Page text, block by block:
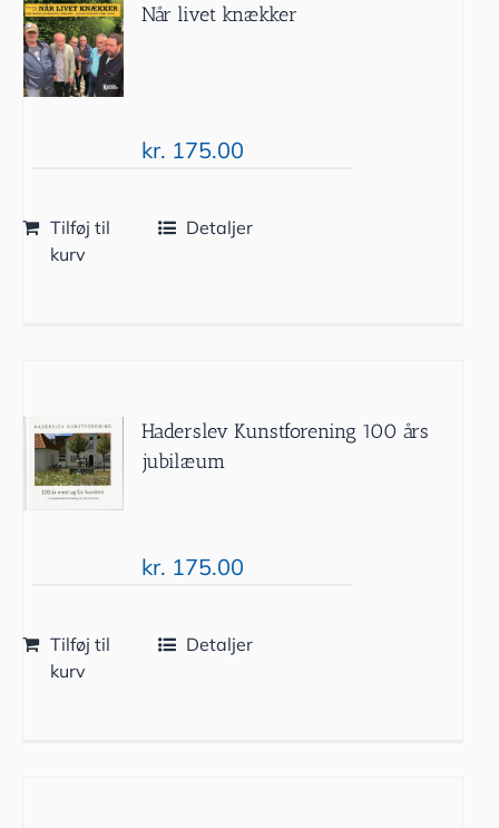
Når livet knækker
kr. 175.00
Tilføj til
kurv
Detaljer
Haderslev Kunstforening 100 års
jubilæum
kr. 175.00
Tilføj til
kurv
Detaljer